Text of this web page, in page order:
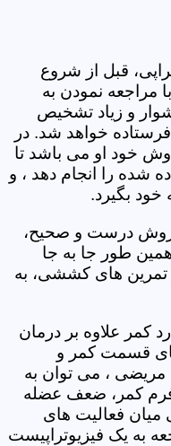
قبل از شروع
مراجعه نمودن به
و زیاد تشخیص
خواهد شد. در
خود او می باشد تا
شده را انجام دهد ، و
خود بگیرد.
روش درست و صحیح،
طور جا به جا
تمرین های کششی، به
کمر علاوه بر درمان
قسمت کمر و
مریضی ، می توان به
فرم کمر، ضعف عضله
فعالیت های
به یک فیزیوتراپیست